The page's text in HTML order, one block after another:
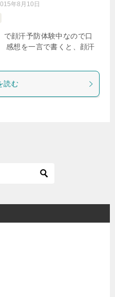
年8月10日
顔汗予防体験中なので口
感想を一言で書くと、顔汗
読む